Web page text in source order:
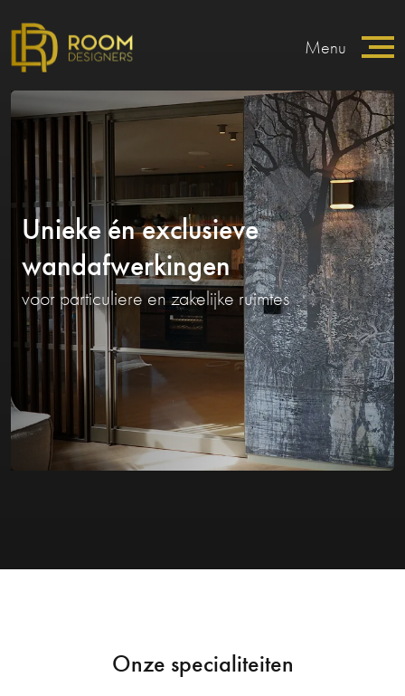
Menu
Unieke én exclusieve
wandafwerkingen
voor particuliere en zakelijke ruimtes
Onze specialiteiten